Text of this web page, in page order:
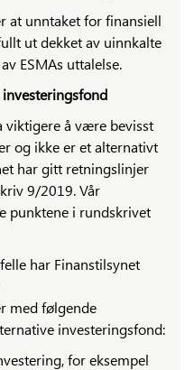
at unntaket for finansiell
ut dekket av uinnkalte
ESMAs uttalelse.
viktigere å være bevisst
og ikke er et alternativt
har gitt retningslinjer
9/2019. Vår
punktene i rundskrivet
har Finanstilsynet
med følgende
investeringsfond:
for eksempel